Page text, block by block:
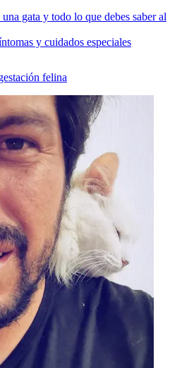
gata y todo lo que debes saber al
y cuidados especiales
felina